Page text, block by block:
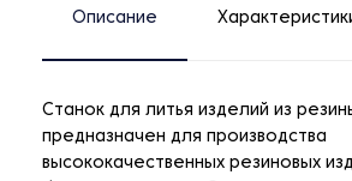
Описание
Станок для литья изделий из
предназначен для производства
высококачественных резиновых